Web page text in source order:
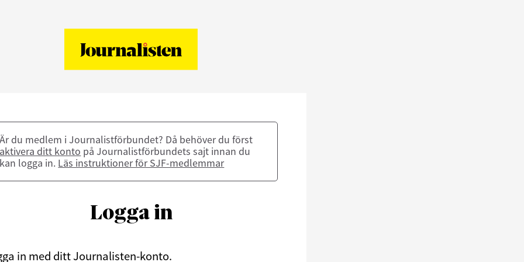
Är du medlem i Journalistförbundet? Då behöver du först
aktivera ditt konto på Journalistförbundets sajt innan du
kan logga in. Läs instruktioner för SJF-medlemmar
Logga in
in med ditt Journalisten-konto.